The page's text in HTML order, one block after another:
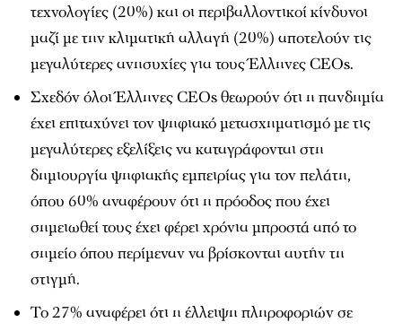
τεχνολογίες (20%) και οι περιβαλλοντικοί κίνδυνοι
μαζί με την κλιματική αλλαγή (20%) αποτελούν τις
μεγαλύτερες ανησυχίες για τους Έλληνες CEOs.
Σχεδόν όλοι Έλληνες CEOs θεωρούν ότι η πανδημία
έχει επιταχύνει τον ψηφιακό μετασχηματισμό με τις
μεγαλύτερες εξελίξεις να καταγράφονται στη
δημιουργία ψηφιακής εμπειρίας για τον πελάτη,
όπου 60% αναφέρουν ότι η πρόοδος που έχει
σημειωθεί τους έχει φέρει χρόνια μπροστά από το
σημείο όπου περίμεναν να βρίσκονται αυτήν τη
στιγμή.
Το 27% αναφέρει ότι η έλλειψη πληροφοριών σε